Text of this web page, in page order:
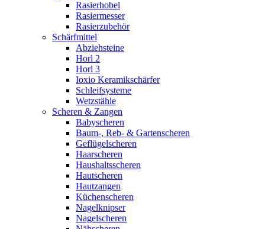
Rasierhobel
Rasiermesser
Rasierzubehör
Schärfmittel
Abziehsteine
Horl 2
Horl 3
Ioxio Keramikschärfer
Schleifsysteme
Wetzstähle
Scheren & Zangen
Babyscheren
Baum-, Reb- & Gartenscheren
Geflügelscheren
Haarscheren
Haushaltsscheren
Hautscheren
Hautzangen
Küchenscheren
Nagelknipser
Nagelscheren